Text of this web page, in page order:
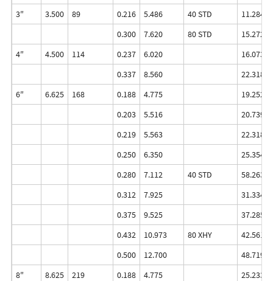
3″
3.500 89 0.216 5.486 40 STD
11.284
0.300
7.620 80 STD
15.272
4″
4.500 114 0.237 6.020
16.073
0.337
8.560
22.318
6″
6.625 168 0.188 4.775
19.252
0.203
5.516
20.739
0.219
5.563
22.318
0.250
6.350
25.354
0.280
7.112 40 STD
58.263
0.312
7.925
31.334
0.375
9.525
37.285
0.432
10.973 80 XHY
42.561
0.500
12.700
48.719
8″
8.625 219 0.188 4.775
25.233